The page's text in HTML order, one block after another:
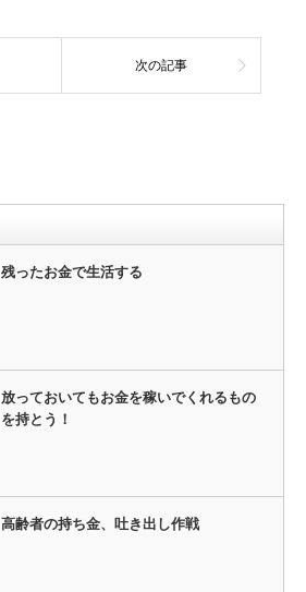
次の記事
残ったお金で生活する
放っておいてもお金を稼いでくれるもの
を持とう！
高齢者の持ち金、吐き出し作戦